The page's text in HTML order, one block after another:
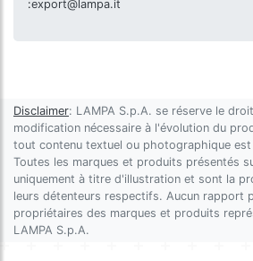
:export@lampa.it
Disclaimer: LAMPA S.p.A. se réserve le
modification nécessaire à l'évolution du
tout contenu textuel ou photographique est
Toutes les marques et produits présentés
uniquement à titre d'illustration et sont la
leurs détenteurs respectifs. Aucun rapport
propriétaires des marques et produits
LAMPA S.p.A.